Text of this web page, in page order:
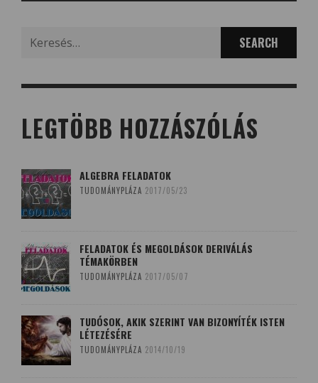
for:
LEGTÖBB HOZZÁSZÓLÁS
ALGEBRA FELADATOK
TUDOMÁNYPLÁZA 2017/05/23
FELADATOK ÉS MEGOLDÁSOK DERIVÁLÁS
TÉMAKÖRBEN
TUDOMÁNYPLÁZA 2017/05/07
TUDÓSOK, AKIK SZERINT VAN BIZONYÍTÉK ISTEN
LÉTEZÉSÉRE
TUDOMÁNYPLÁZA 2014/10/19